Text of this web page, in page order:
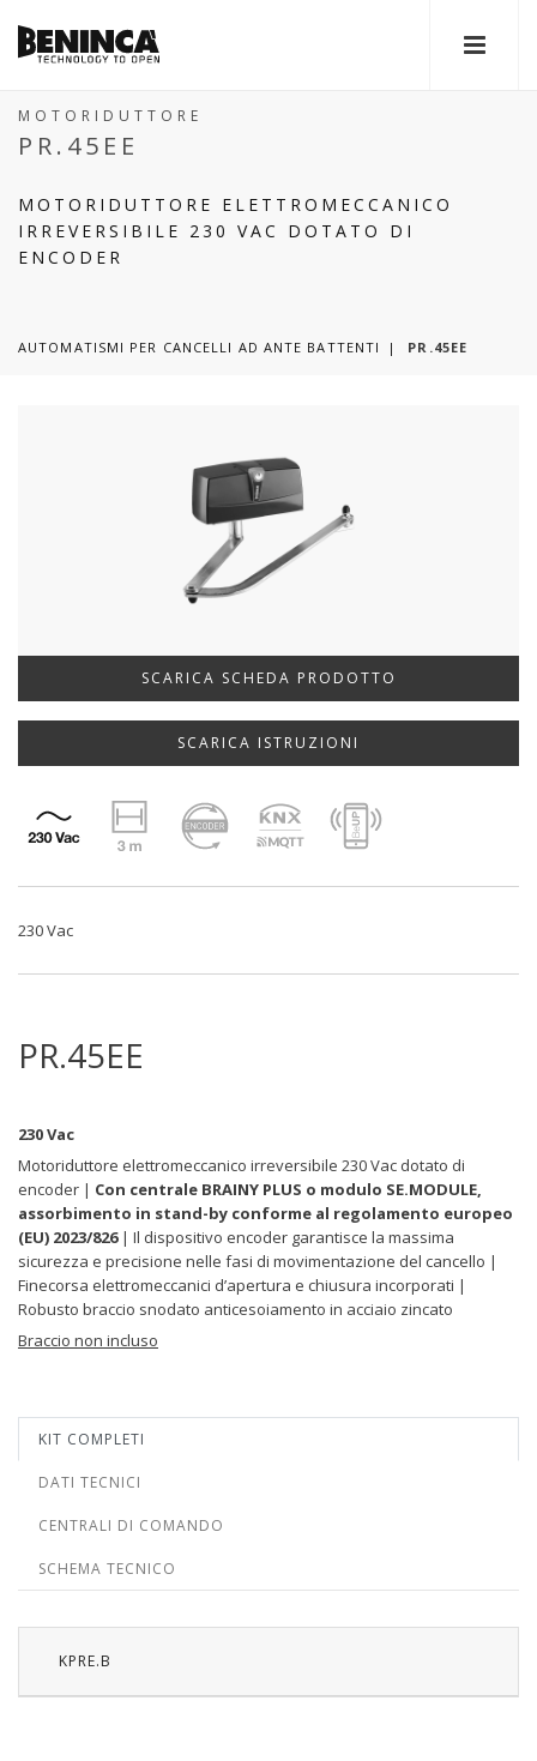
MOTORIDUTTORE
PR.45EE
MOTORIDUTTORE ELETTROMECCANICO
IRREVERSIBILE 230 VAC DOTATO DI
ENCODER
AUTOMATISMI PER CANCELLI AD ANTE BATTENTI PR.45EE
SCARICA SCHEDA PRODOTTO
SCARICA ISTRUZIONI
230 Vac
PR.45EE
230 Vac
Motoriduttore elettromeccanico irreversibile 230 Vac dotato di
encoder | Con centrale BRAINY PLUS o modulo SE.MODULE,
assorbimento in stand-by conforme al regolamento europeo
(EU) 2023/826| Il dispositivo encoder garantisce la massima
sicurezza e precisione nelle fasi di movimentazione del cancello |
Finecorsa elettromeccanici d’apertura e chiusura incorporati |
Robusto braccio snodato anticesoiamento in acciaio zincato
Braccio non incluso
KIT COMPLETI
DATI TECNICI
CENTRALI DI COMANDO
SCHEMA TECNICO
KPRE.B